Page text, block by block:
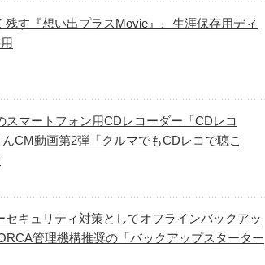
残す『想い出プラスMovie』、生涯保存用ディ
スマートフォン用CDレコーダー「CDレコ
んCM動画第2弾「クルマでもCDレコで聴こ
セキュリティ対策としてオフラインバックアッ
管理機構推奨の「バックアップスターター